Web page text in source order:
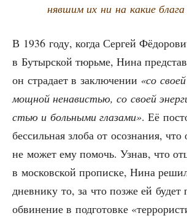
няв­шим их ни на какие
В 1936 году, когда Сер­гей
в Бутыр­ской тюрь­ме, Нина
он стра­да­ет в заклю­че­нии «со
мощ­ной нена­ви­стью, со сво­ей
стью и боль­ны­ми гла­за­ми». Её
бес­силь­ная зло­ба от осо­зна­ния,
не может ему помочь. Узнав, что
в мос­ков­ской про­пис­ке, Нина
днев­ни­ку то, за что поз­же ей будет
обви­не­ние в под­го­тов­ке